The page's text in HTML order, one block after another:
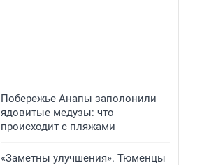
Побережье Анапы заполонили
ядовитые медузы: что
происходит с пляжами
«Заметны улучшения». Тюменцы